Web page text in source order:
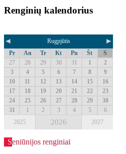
Renginių kalendorius
◄ Rugpjūtis ►
Pr An Tr Kt Pn Št
S
27
28 29 30 31 1
2
3
4 5 6 7 8
9
10
11 12 13 14 15
16
17
18 19 20 21 22
23
24
25 26 27 28 29
30
31
1 2 3 4 5
6
2025
2026 2027
Seniūnijos renginiai